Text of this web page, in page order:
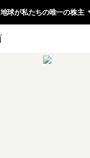
地球が私たちの唯一の株主